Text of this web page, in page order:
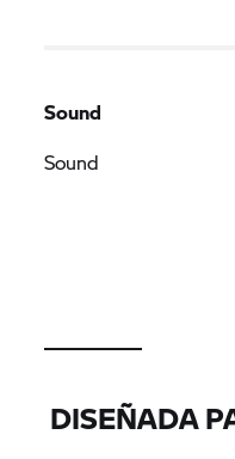
Sound
Sound
DISEÑADA